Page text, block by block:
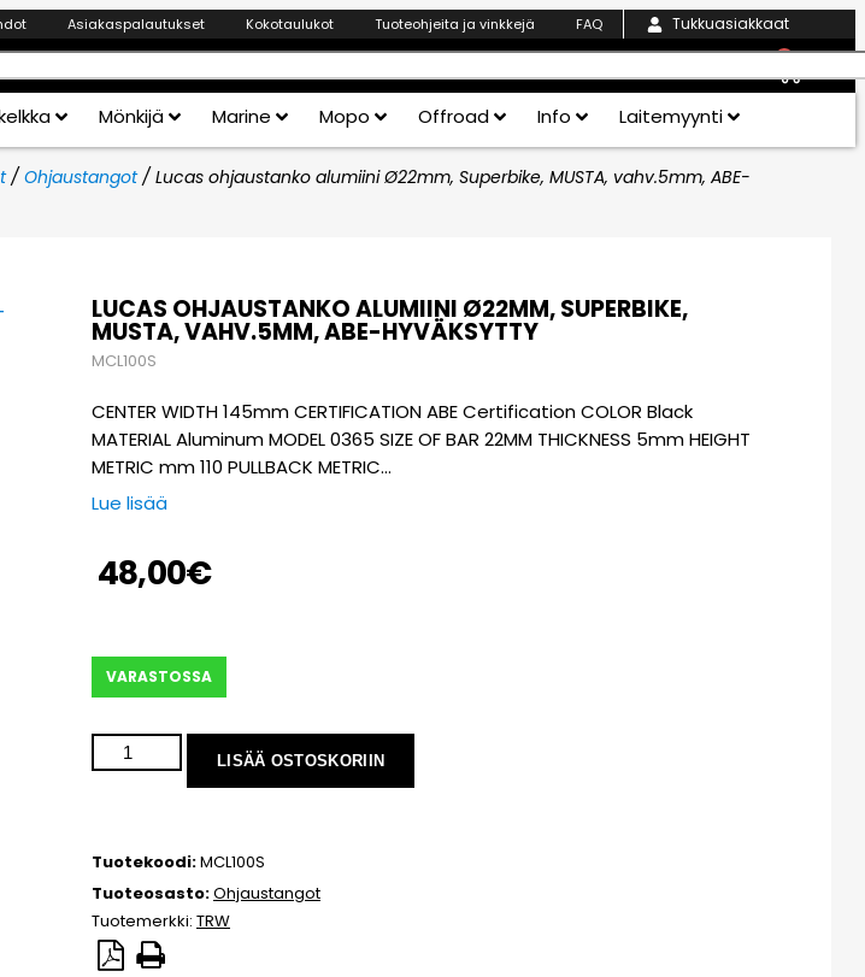
Asiakaspalautukset Kokotaulukot Tuoteohjeita ja vinkkejä FAQ Tukkuasiakkaat
0
Mönkijä Marine Mopo Offroad Info Laitemyynti
/ Ohjaustangot/ Lucas ohjaustanko alumiini Ø22mm, Superbike, MUSTA, vahv.5mm, ABE-
LUCAS OHJAUSTANKO ALUMIINI Ø22MM, SUPERBIKE,
MUSTA, VAHV.5MM, ABE-HYVÄKSYTTY
MCL100S
CENTER WIDTH 145mm CERTIFICATION ABE Certification COLOR Black
MATERIAL Aluminum MODEL 0365 SIZE OF BAR 22MM THICKNESS 5mm HEIGHT
METRIC mm 110 PULLBACK METRIC…
Lue lisää
48,00€
VARASTOSSA
LISÄÄ OSTOSKORIIN
Tuotekoodi:MCL100S
Tuoteosasto:Ohjaustangot
Tuotemerkki: TRW